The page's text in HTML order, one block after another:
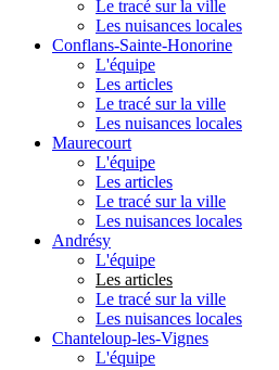
Le tracé sur la ville
Les nuisances locales
Conflans-Sainte-Honorine
L'équipe
Les articles
Le tracé sur la ville
Les nuisances locales
Maurecourt
L'équipe
Les articles
Le tracé sur la ville
Les nuisances locales
Andrésy
L'équipe
Les articles
Le tracé sur la ville
Les nuisances locales
Chanteloup-les-Vignes
L'équipe